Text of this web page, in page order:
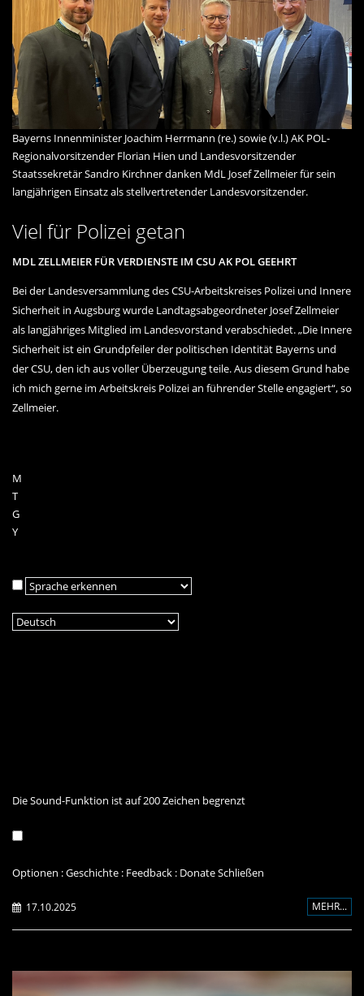
Bayerns Innenminister Joachim Herrmann (re.) sowie (v.l.) AK POL-
Regionalvorsitzender Florian Hien und Landesvorsitzender
Staatssekretär Sandro Kirchner danken MdL Josef Zellmeier für sein
langjährigen Einsatz als stellvertretender Landesvorsitzender.
Viel für Polizei getan
MDL ZELLMEIER FÜR VERDIENSTE IM CSU AK POL GEEHRT
Bei der Landesversammlung des CSU-Arbeitskreises Polizei und Innere
Sicherheit in Augsburg wurde Landtagsabgeordneter Josef Zellmeier
als langjähriges Mitglied im Landesvorstand verabschiedet. „Die Innere
Sicherheit ist ein Grundpfeiler der politischen Identität Bayerns und
der CSU, den ich aus voller Überzeugung teile. Aus diesem Grund habe
ich mich gerne im Arbeitskreis Polizei an führender Stelle engagiert“, so
Zellmeier.
M
T
G
Y
Die Sound-Funktion ist auf 200 Zeichen begrenzt
Optionen :Geschichte : Feedback : DonateSchließen
17.10.2025 MEHR...